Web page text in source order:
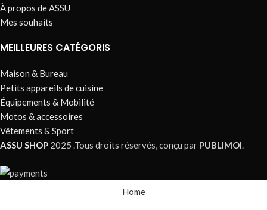
À propos de ASSU
Mes souhaits
MEILLEURES CATÉGORIS
Maison & Bureau
Petits appareils de cuisine
Équipements & Mobilité
Motos & accessoires
Vêtements & Sport
ASSU SHOP 2025 .Tous droits réservés, conçu par PUBLIMOI.
Home